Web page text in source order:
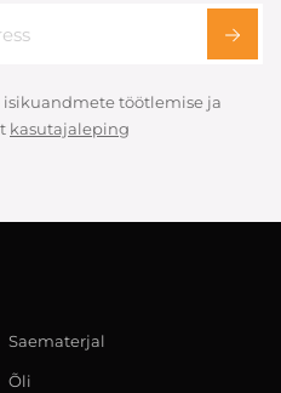
töötlemise ja
kasutajaleping
Saematerjal
Õli